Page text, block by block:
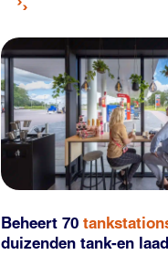
Beheert 70
duizendentank-en